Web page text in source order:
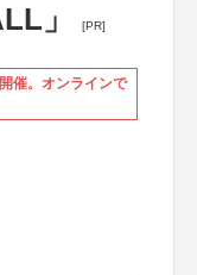
」 [PR]
催。オンラインで